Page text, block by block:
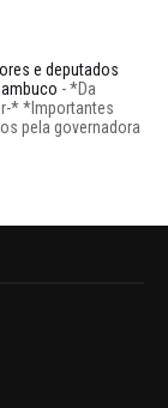
e deputados
-*Da
* *Importantes
pela governadora